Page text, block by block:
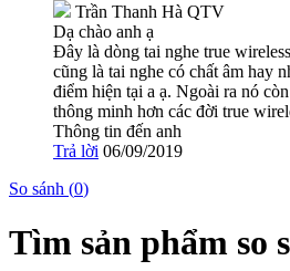
Trần Thanh Hà QTV
Dạ chào anh ạ
Đây là dòng tai nghe true
cũng là tai nghe có chất âm hay
điểm hiện tại a ạ. Ngoài ra nó
thông minh hơn các đời true
Thông tin đến anh
Trả lời 06/09/2019
So sánh (0)
Tìm sản phẩm so